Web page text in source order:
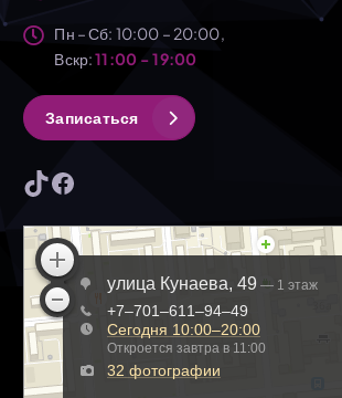
Пн – Сб: 10:00 – 20:00,
Вскр:11:00 - 19:00
Записаться
TikTok Facebook